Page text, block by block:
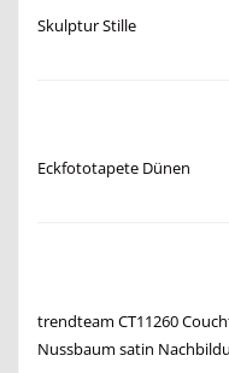
Skulptur Stille
Eckfototapete Dünen
trendteam CT11260
Nussbaum satin